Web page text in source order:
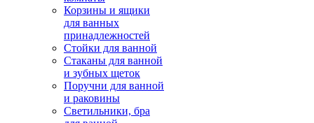
Корзины и ящики
для ванных
принадлежностей
Стойки для ванной
Стаканы для ванной
и зубных щеток
Поручни для ванной
и раковины
Светильники, бра